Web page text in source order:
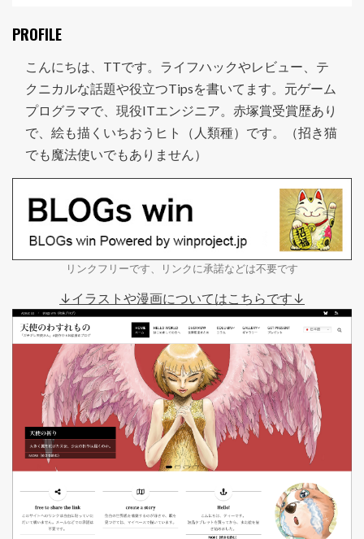
PROFILE
こんにちは、TTです。ライフハックやレビュー、テ
クニカルな話題や役立つTipsを書いてます。元ゲーム
プログラマで、現役ITエンジニア。赤塚賞受賞歴あり
で、絵も描くいちおうヒト（人類種）です。（招き猫
でも魔法使いでもありません）
リンクフリーです、リンクに承諾などは不要です
↓イラストや漫画についてはこちらです↓